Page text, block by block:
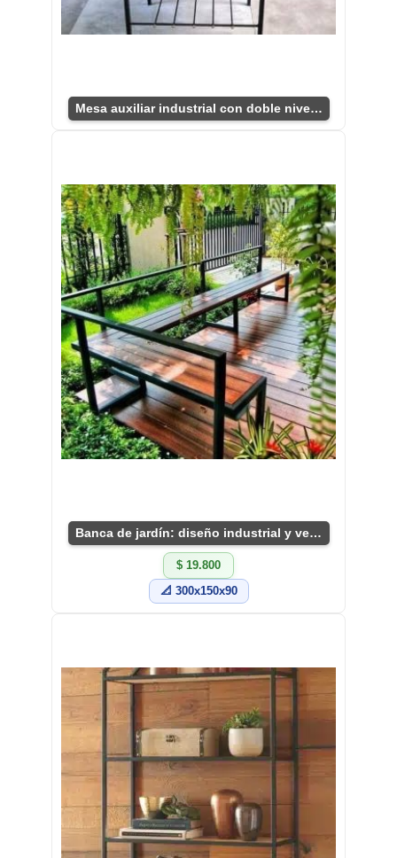
Mesa auxiliar industrial con doble nivel funcional
Banca de jardín: diseño industrial y versátil
$ 19.800
📐 300x150x90